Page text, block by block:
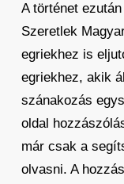
A történet
Szeretlek
egriekhez is
egriekhez, akik
szánakozás
oldal
már csak a
olvasni. A